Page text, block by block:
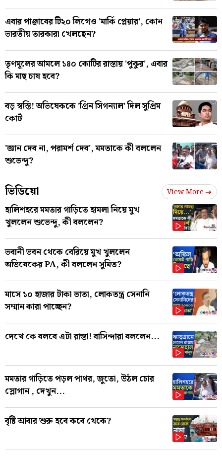
এবার পাঞ্জাবের টি২০ লিগেও 'মার্কি প্লেয়ার', কোন
ভারতীয় তারকারা খেলছেন?
তৃণমূলের আমলে ১৪০ কোটির রাস্তায় 'পুকুর', এবার
কি মাছ চাষ হবে?
বড় স্বস্তি! অভিষেককে 'গ্রিন সিগন্যাল' দিল সুপ্রিম
কোর্ট
'জ্ঞান দেব না, পরামর্শ দেব', মমতাকে কী বললেন
শুভেন্দু?
ভিডিয়ো View More
হালিশহরে মমতার গাড়িতে হামলা নিয়ে মুখ
খুললেন শুভেন্দু, কী বললেন?
ভবানী ভবন থেকে বেরিয়ে মুখ খুললেন
অভিষেকের PA, কী বললেন সুমিত?
মাসে ১০ হাজার টাকা ভাতা, লোকতন্ত্র সেনানি
সম্মান কারা পাচ্ছেন?
দেখে কে বলবে এটা রাস্তা! বাসিন্দারা বললেন...
মমতার গাড়িতে পড়ল পাথর, জুতো, উঠল চোর
স্লোগান , দেখুন...
বৃষ্টি আবার শুরু হবে কবে থেকে?